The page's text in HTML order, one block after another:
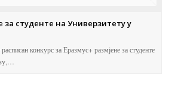
за студенте на Универзитету у
конкурс за Еразмус+ размјене за студенте